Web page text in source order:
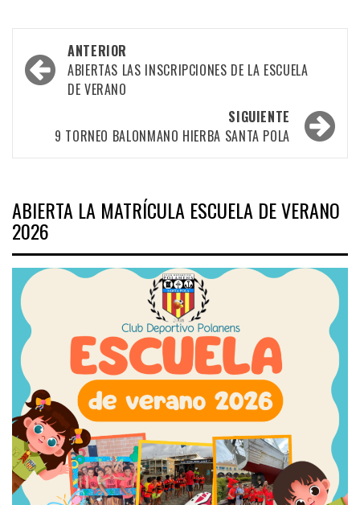
Navegación
por
entradas
ANTERIOR
ABIERTAS LAS INSCRIPCIONES DE LA ESCUELA
DE VERANO
SIGUIENTE
9 TORNEO BALONMANO HIERBA SANTA POLA
ABIERTA LA MATRÍCULA ESCUELA DE VERANO
2026